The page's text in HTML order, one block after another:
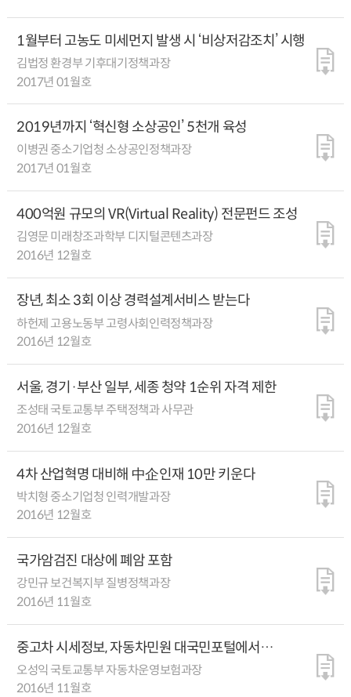
1월부터 고농도 미세먼지 발생 시 ‘비상저감조치’ 시행
김법정 환경부 기후대기정책과장
2017년 01월호
2019년까지 ‘혁신형 소상공인’ 5천개 육성
이병권 중소기업청 소상공인정책과장
2017년 01월호
400억원 규모의 VR(Virtual Reality) 전문펀드 조성
김영문 미래창조과학부 디지털콘텐츠과장
2016년 12월호
장년, 최소 3회 이상 경력설계서비스 받는다
하헌제 고용노동부 고령사회인력정책과장
2016년 12월호
서울, 경기·부산 일부, 세종 청약 1순위 자격 제한
조성태 국토교통부 주택정책과 사무관
2016년 12월호
4차 산업혁명 대비해 中企인재 10만 키운다
박치형 중소기업청 인력개발과장
2016년 12월호
국가암검진 대상에 폐암 포함
강민규 보건복지부 질병정책과장
2016년 11월호
중고차 시세정보, 자동차민원 대국민포털에서
확인하세요
오성익 국토교통부 자동차운영보험과장
2016년 11월호